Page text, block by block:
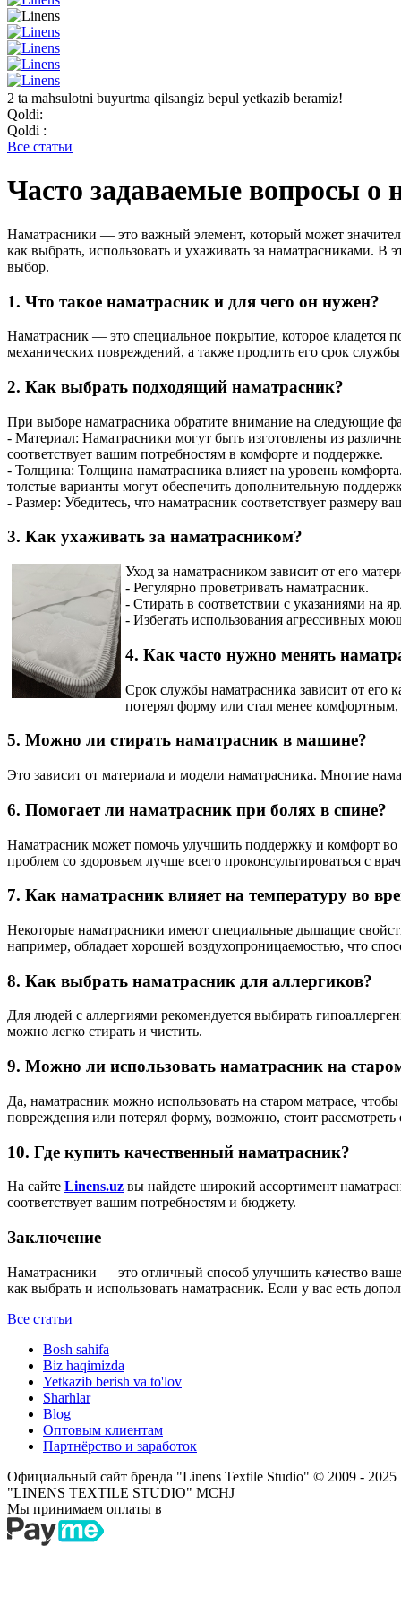
2 ta mahsulotni buyurtma qilsangiz bepul yetkazib beramiz!
Qoldi:
Qoldi :
Все статьи
Часто задаваемые вопросы о
Наматрасники — это важный элемент, который может
как выбрать, использовать и ухаживать за наматрасниками. В
выбор.
1. Что такое наматрасник и для чего он нужен?
Наматрасник — это специальное покрытие, которое кладется
механических повреждений, а также продлить его срок
2. Как выбрать подходящий наматрасник?
При выборе наматрасника обратите внимание на следующие
- Материал: Наматрасники могут быть изготовлены из
соответствует вашим потребностям в комфорте и поддержке.
- Толщина: Толщина наматрасника влияет на уровень
толстые варианты могут обеспечить дополнительную
- Размер: Убедитесь, что наматрасник соответствует размеру
3. Как ухаживать за наматрасником?
Уход за наматрасником зависит от его
- Регулярно проветривать наматрасник.
- Стирать в соответствии с указаниями на
- Избегать использования агрессивных
4. Как часто нужно менять
Срок службы наматрасника зависит от его
потерял форму или стал менее
5. Можно ли стирать наматрасник в машине?
Это зависит от материала и модели наматрасника. Многие
6. Помогает ли наматрасник при болях в спине?
Наматрасник может помочь улучшить поддержку и комфорт
проблем со здоровьем лучше всего проконсультироваться с
7. Как наматрасник влияет на температуру во
Некоторые наматрасники имеют специальные дышащие
например, обладает хорошей воздухопроницаемостью, что
8. Как выбрать наматрасник для аллергиков?
Для людей с аллергиями рекомендуется выбирать
можно легко стирать и чистить.
9. Можно ли использовать наматрасник на
Да, наматрасник можно использовать на старом матрасе,
повреждения или потерял форму, возможно, стоит рассмотреть
10. Где купить качественный наматрасник?
На сайте Linens.uz вы найдете широкий ассортимент
соответствует вашим потребностям и бюджету.
Заключение
Наматрасники — это отличный способ улучшить качество
как выбрать и использовать наматрасник. Если у вас есть
Все статьи
Bosh sahifa
Biz haqimizda
Yetkazib berish va to'lov
Sharhlar
Blog
Оптовым клиентам
Партнёрство и заработок
Официальный сайт бренда "Linens Textile Studio" © 2009 - 2025
"LINENS TEXTILE STUDIO" MCHJ
Мы принимаем оплаты в